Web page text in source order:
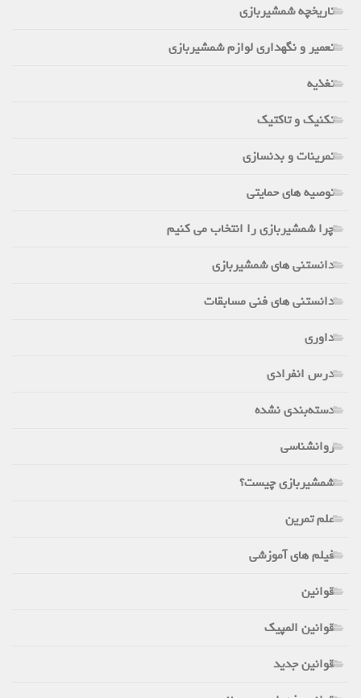
تاریخچه شمشیربازی
تعمیر و نگهداری لوازم شمشیربازی
تغذیه
تکنیک و تاکتیک
تمرینات و بدنسازی
توصیه های حمایتی
چرا شمشیربازی را انتخاب می کنیم
دانستنی های شمشیربازی
دانستنی های فنی مسابقات
داوری
درس انفرادی
دسته‌بندی نشده
روانشناسی
شمشیربازی چیست؟
علم تمرین
فیلم های آموزشی
قوانین
قوانین المپیک
قوانین جدید